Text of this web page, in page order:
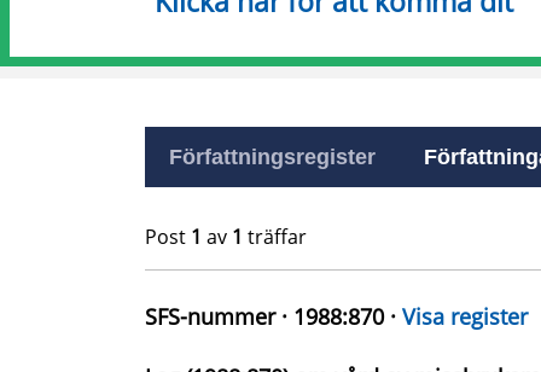
Författningsregister
Post 1 av 1 träffar
SFS-nummer · 1988:870 · Visa register